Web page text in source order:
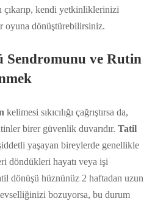
kendi yetkinliklerinizi
oyuna dönüştürebilirsiniz.
Sendromunu ve Rutin
kelimesi sıkıcılığı çağrıştırsa da,
birer güvenlik duvarıdır. Tatil
yaşayan bireylerde genellikle
döndükleri hayatı veya işi
dönüşü hüznünüz 2 haftadan uzun
bozuyorsa, bu durum